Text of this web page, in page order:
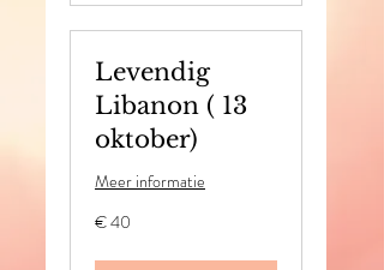
Levendig
Libanon ( 13
oktober)
Meer informatie
40
euro
€ 40